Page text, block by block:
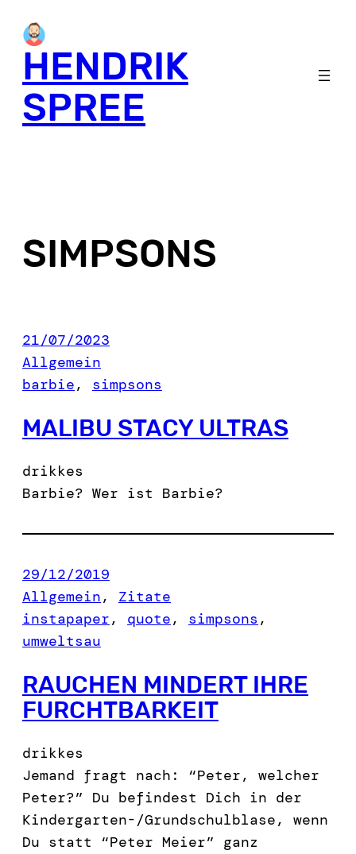
content
HENDRIK
SPREE
SIMPSONS
21/07/2023
Allgemein
barbie, simpsons
MALIBU STACY ULTRAS
drikkes
Barbie? Wer ist Barbie?
29/12/2019
Allgemein, Zitate
instapaper, quote, simpsons
umweltsau
RAUCHEN MINDERT IHRE
FURCHTBARKEIT
drikkes
Jemand fragt nach: “Peter, welcher
Peter?” Du befindest Dich in der
Kindergarten-/Grundschulblase, wenn
Du statt “Peter Meier” ganz